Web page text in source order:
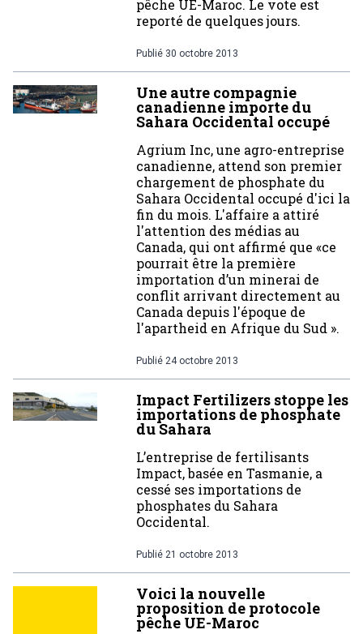
pêche UE-Maroc. Le vote est
reporté de quelques jours.
Publié 30 octobre 2013
Une autre compagnie
canadienne importe du
Sahara Occidental occupé
Agrium Inc, une agro-entreprise
canadienne, attend son premier
chargement de phosphate du
Sahara Occidental occupé d'ici la
fin du mois. L'affaire a attiré
l'attention des médias au
Canada, qui ont affirmé que «ce
pourrait être la première
importation d’un minerai de
conflit arrivant directement au
Canada depuis l'époque de
l'apartheid en Afrique du Sud ».
Publié 24 octobre 2013
Impact Fertilizers stoppe les
importations de phosphate
du Sahara
L’entreprise de fertilisants
Impact, basée en Tasmanie, a
cessé ses importations de
phosphates du Sahara
Occidental.
Publié 21 octobre 2013
Voici la nouvelle
proposition de protocole
pêche UE-Maroc